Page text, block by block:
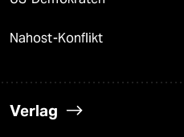
Nahost-Konflikt
Verlag